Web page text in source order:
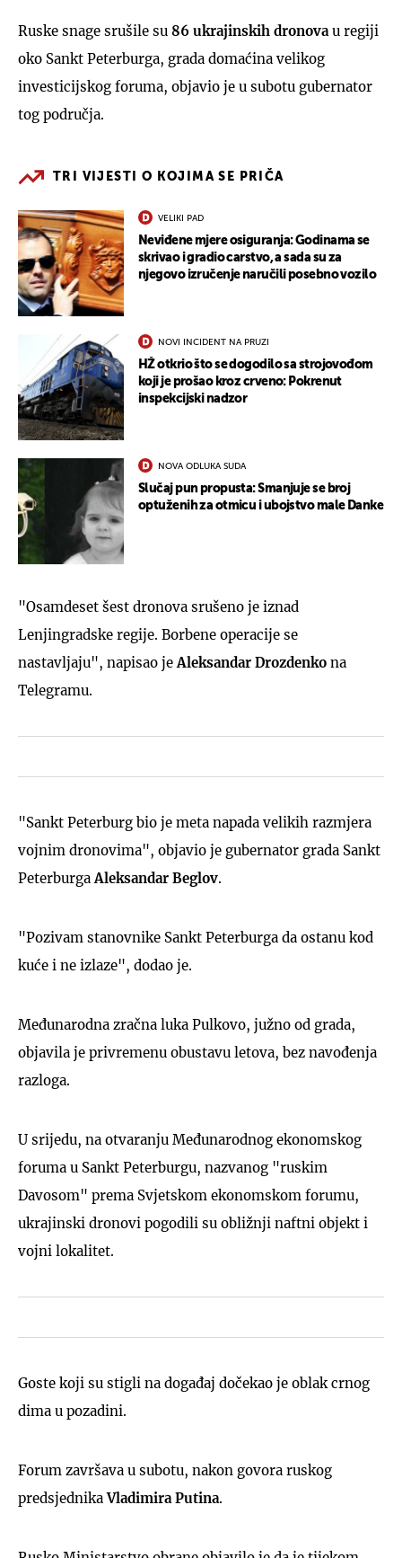
Ruske snage srušile su 86 ukrajinskih dronova u regiji
oko Sankt Peterburga, grada domaćina velikog
investicijskog foruma, objavio je u subotu gubernator
tog područja.
TRI VIJESTI O KOJIMA SE PRIČA
VELIKI PAD
Neviđene mjere osiguranja: Godinama se
skrivao i gradio carstvo, a sada su za
njegovo izručenje naručili posebno vozilo
NOVI INCIDENT NA PRUZI
HŽ otkrio što se dogodilo sa strojovođom
koji je prošao kroz crveno: Pokrenut
inspekcijski nadzor
NOVA ODLUKA SUDA
Slučaj pun propusta: Smanjuje se broj
optuženih za otmicu i ubojstvo male Danke
"Osamdeset šest dronova srušeno je iznad
Lenjingradske regije. Borbene operacije se
nastavljaju", napisao je Aleksandar Drozdenko na
Telegramu.
"Sankt Peterburg bio je meta napada velikih razmjera
vojnim dronovima", objavio je gubernator grada Sankt
Peterburga Aleksandar Beglov.
"Pozivam stanovnike Sankt Peterburga da ostanu kod
kuće i ne izlaze", dodao je.
Međunarodna zračna luka Pulkovo, južno od grada,
objavila je privremenu obustavu letova, bez navođenja
razloga.
U srijedu, na otvaranju Međunarodnog ekonomskog
foruma u Sankt Peterburgu, nazvanog "ruskim
Davosom" prema Svjetskom ekonomskom forumu,
ukrajinski dronovi pogodili su obližnji naftni objekt i
vojni lokalitet.
Goste koji su stigli na događaj dočekao je oblak crnog
dima u pozadini.
Forum završava u subotu, nakon govora ruskog
predsjednikaVladimira Putina.